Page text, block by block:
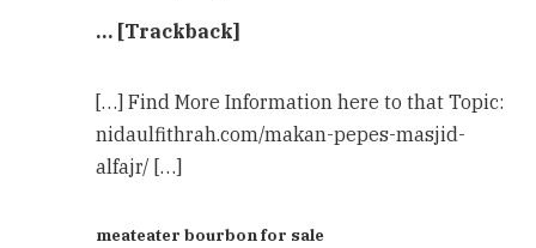
… [Trackback]
[…] Find More Information here to that Topic:
nidaulfithrah.com/makan-pepes-masjid-
alfajr/ […]
meateater bourbon for sale